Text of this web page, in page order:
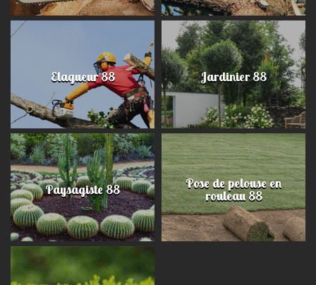
Elagueur 88 Jardinier 88
Paysagiste 88 Pose de pelouse en
rouleau 88